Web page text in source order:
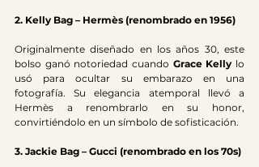
2. Kelly Bag – Hermès (renombrado en 1956)
Originalmente diseñado en los años 30, este
bolso ganó notoriedad cuando Grace Kelly lo
usó para ocultar su embarazo en una
fotografía. Su elegancia atemporal llevó a
Hermès a renombrarlo en su honor,
convirtiéndolo en un símbolo de sofisticación.
3. Jackie Bag – Gucci (renombrado en los 70s)